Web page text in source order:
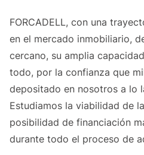
FORCADELL, con una
en el mercado inmobiliario,
cercano, su amplia
todo, por la confianza que
depositado en nosotros a lo
Estudiamos la viabilidad de
posibilidad de financiación
durante todo el proceso de